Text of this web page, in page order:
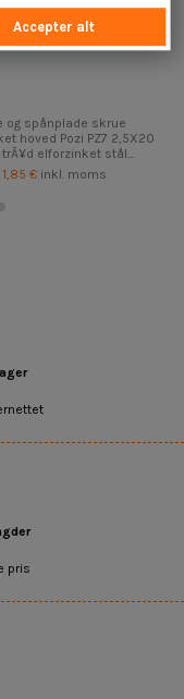
og spånplade skrue
hoved Pozi PZ7 2,5X20
trÃ¥d elforzinket stål...
1,85 € inkl. moms
pris
Accepter alt